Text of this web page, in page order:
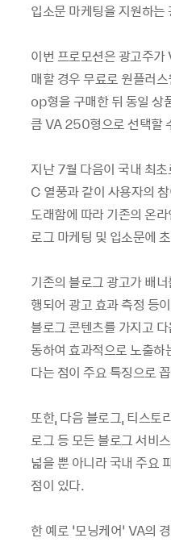
입소문 마케팅을 지원하는
이번 프로모션은 광고주
매할 경우 무료로 원플러
op형을 구매한 뒤 동일 상
큼 VA 250형으로 선택할
지난 7월 다음이 국내 최
C 열풍과 같이 사용자의
도래함에 따라 기존의 온
로그 마케팅 및 입소문에
기존의 블로그 광고가 배
행되어 광고 효과 측정 등
블로그 콘텐츠를 가지고
동하여 효과적으로 노출하
다는 점이 주요 특징으로
또한, 다음 블로그, 티스토
로그 등 모든 블로그 서비
넓을 뿐 아니라 국내 주요
점이 있다.
한 예로 ‘모닝케어’ VA의